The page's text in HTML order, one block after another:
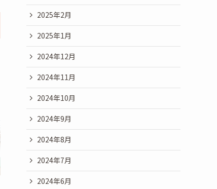
2025年2月
2025年1月
2024年12月
2024年11月
2024年10月
2024年9月
2024年8月
2024年7月
2024年6月